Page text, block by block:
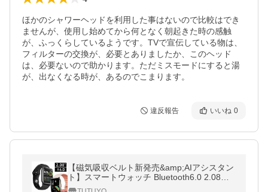
ほかのシャワーヘッドを利用した事はないので比較はでき
ませんが、使用し始めてから何となく朝起きた時の感触
が、ふっくらしているようです。TVで宣伝している物は、
フィルターの交換が、必要とありましたか、このヘッド
は、必要ないので助かります。ただミスモードにすると湯
が、出なくなる時が、あるのでこまります。
違反報告 いいね 0
【磁気吸収ベルト新発売&amp;AIアシスタン
ト】スマートウォッチ Bluetooth6.0 2.08イ
ンチ Bluetooth通話 IP68防水心拍計 歩数計